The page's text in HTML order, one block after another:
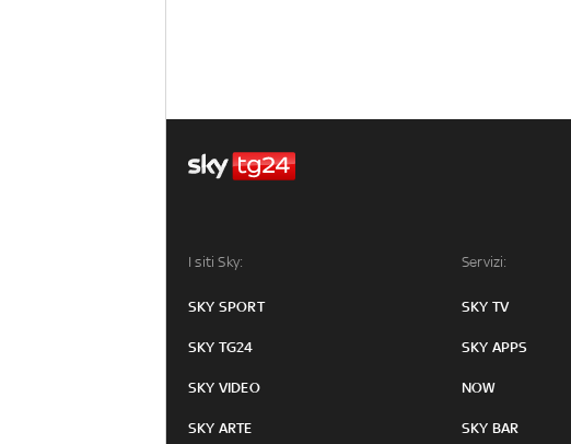
I siti Sky:
SKY SPORT
SKY TG24
SKY VIDEO
SKY ARTE
Servizi:
SKY TV
SKY APPS
NOW
SKY BAR